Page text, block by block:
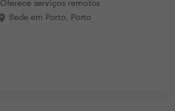
Oferece serviços remotos
Sede em Porto, Porto